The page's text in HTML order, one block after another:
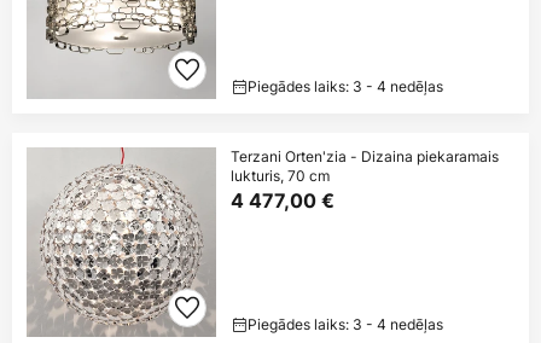
Piegādes laiks: 3 - 4 nedēļas
Terzani Orten'zia - Dizaina piekaramais
lukturis, 70 cm
4 477,00 €
Piegādes laiks: 3 - 4 nedēļas